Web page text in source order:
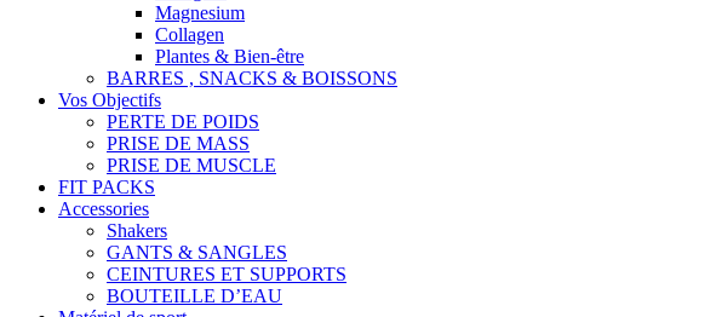
Magnesium
Collagen
Plantes & Bien-être
BARRES , SNACKS & BOISSONS
Vos Objectifs
PERTE DE POIDS
PRISE DE MASS
PRISE DE MUSCLE
FIT PACKS
Accessories
Shakers
GANTS & SANGLES
CEINTURES ET SUPPORTS
BOUTEILLE D’EAU